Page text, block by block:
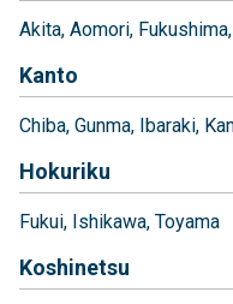
Akita Aomori Fukushima
Kanto
Chiba Gunma Ibaraki
Hokuriku
Fukui Ishikawa Toyama
Koshinetsu